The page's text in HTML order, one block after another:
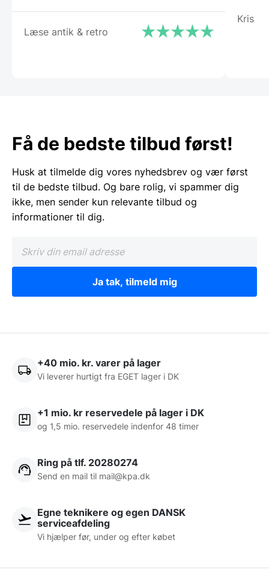
Læse antik & retro
Kris
Få de bedste tilbud først!
Husk at tilmelde dig vores nyhedsbrev og vær først
til de bedste tilbud. Og bare rolig, vi spammer dig
ikke, men sender kun relevante tilbud og
informationer til dig.
Ja tak, tilmeld mig
+40 mio. kr. varer på lager
Vi leverer hurtigt fra EGET lager i DK
+1 mio. kr reservedele på lager i DK
og 1,5 mio. reservedele indenfor 48 timer
Ring på tlf. 20280274
Send en mail til mail@kpa.dk
Egne teknikere og egen DANSK
serviceafdeling
Vi hjælper før, under og efter købet